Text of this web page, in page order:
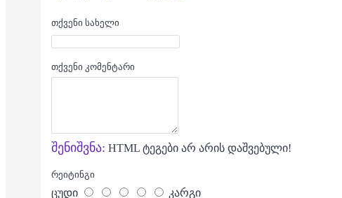
თქვენი სახელი
თქვენი კომენტარი
შენიშვნა: HTML ტეგები არ არის დაშვებული!
რეიტინგი
ცუდი კარგი